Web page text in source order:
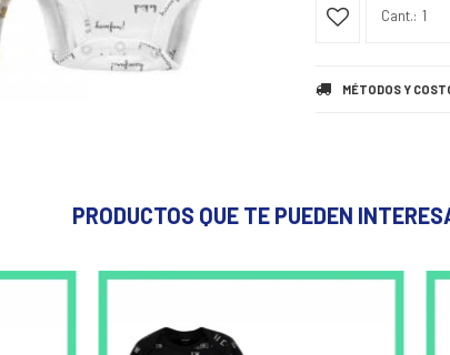
1
MÉTODOS Y
PRODUCTOS QUE TE PUEDEN